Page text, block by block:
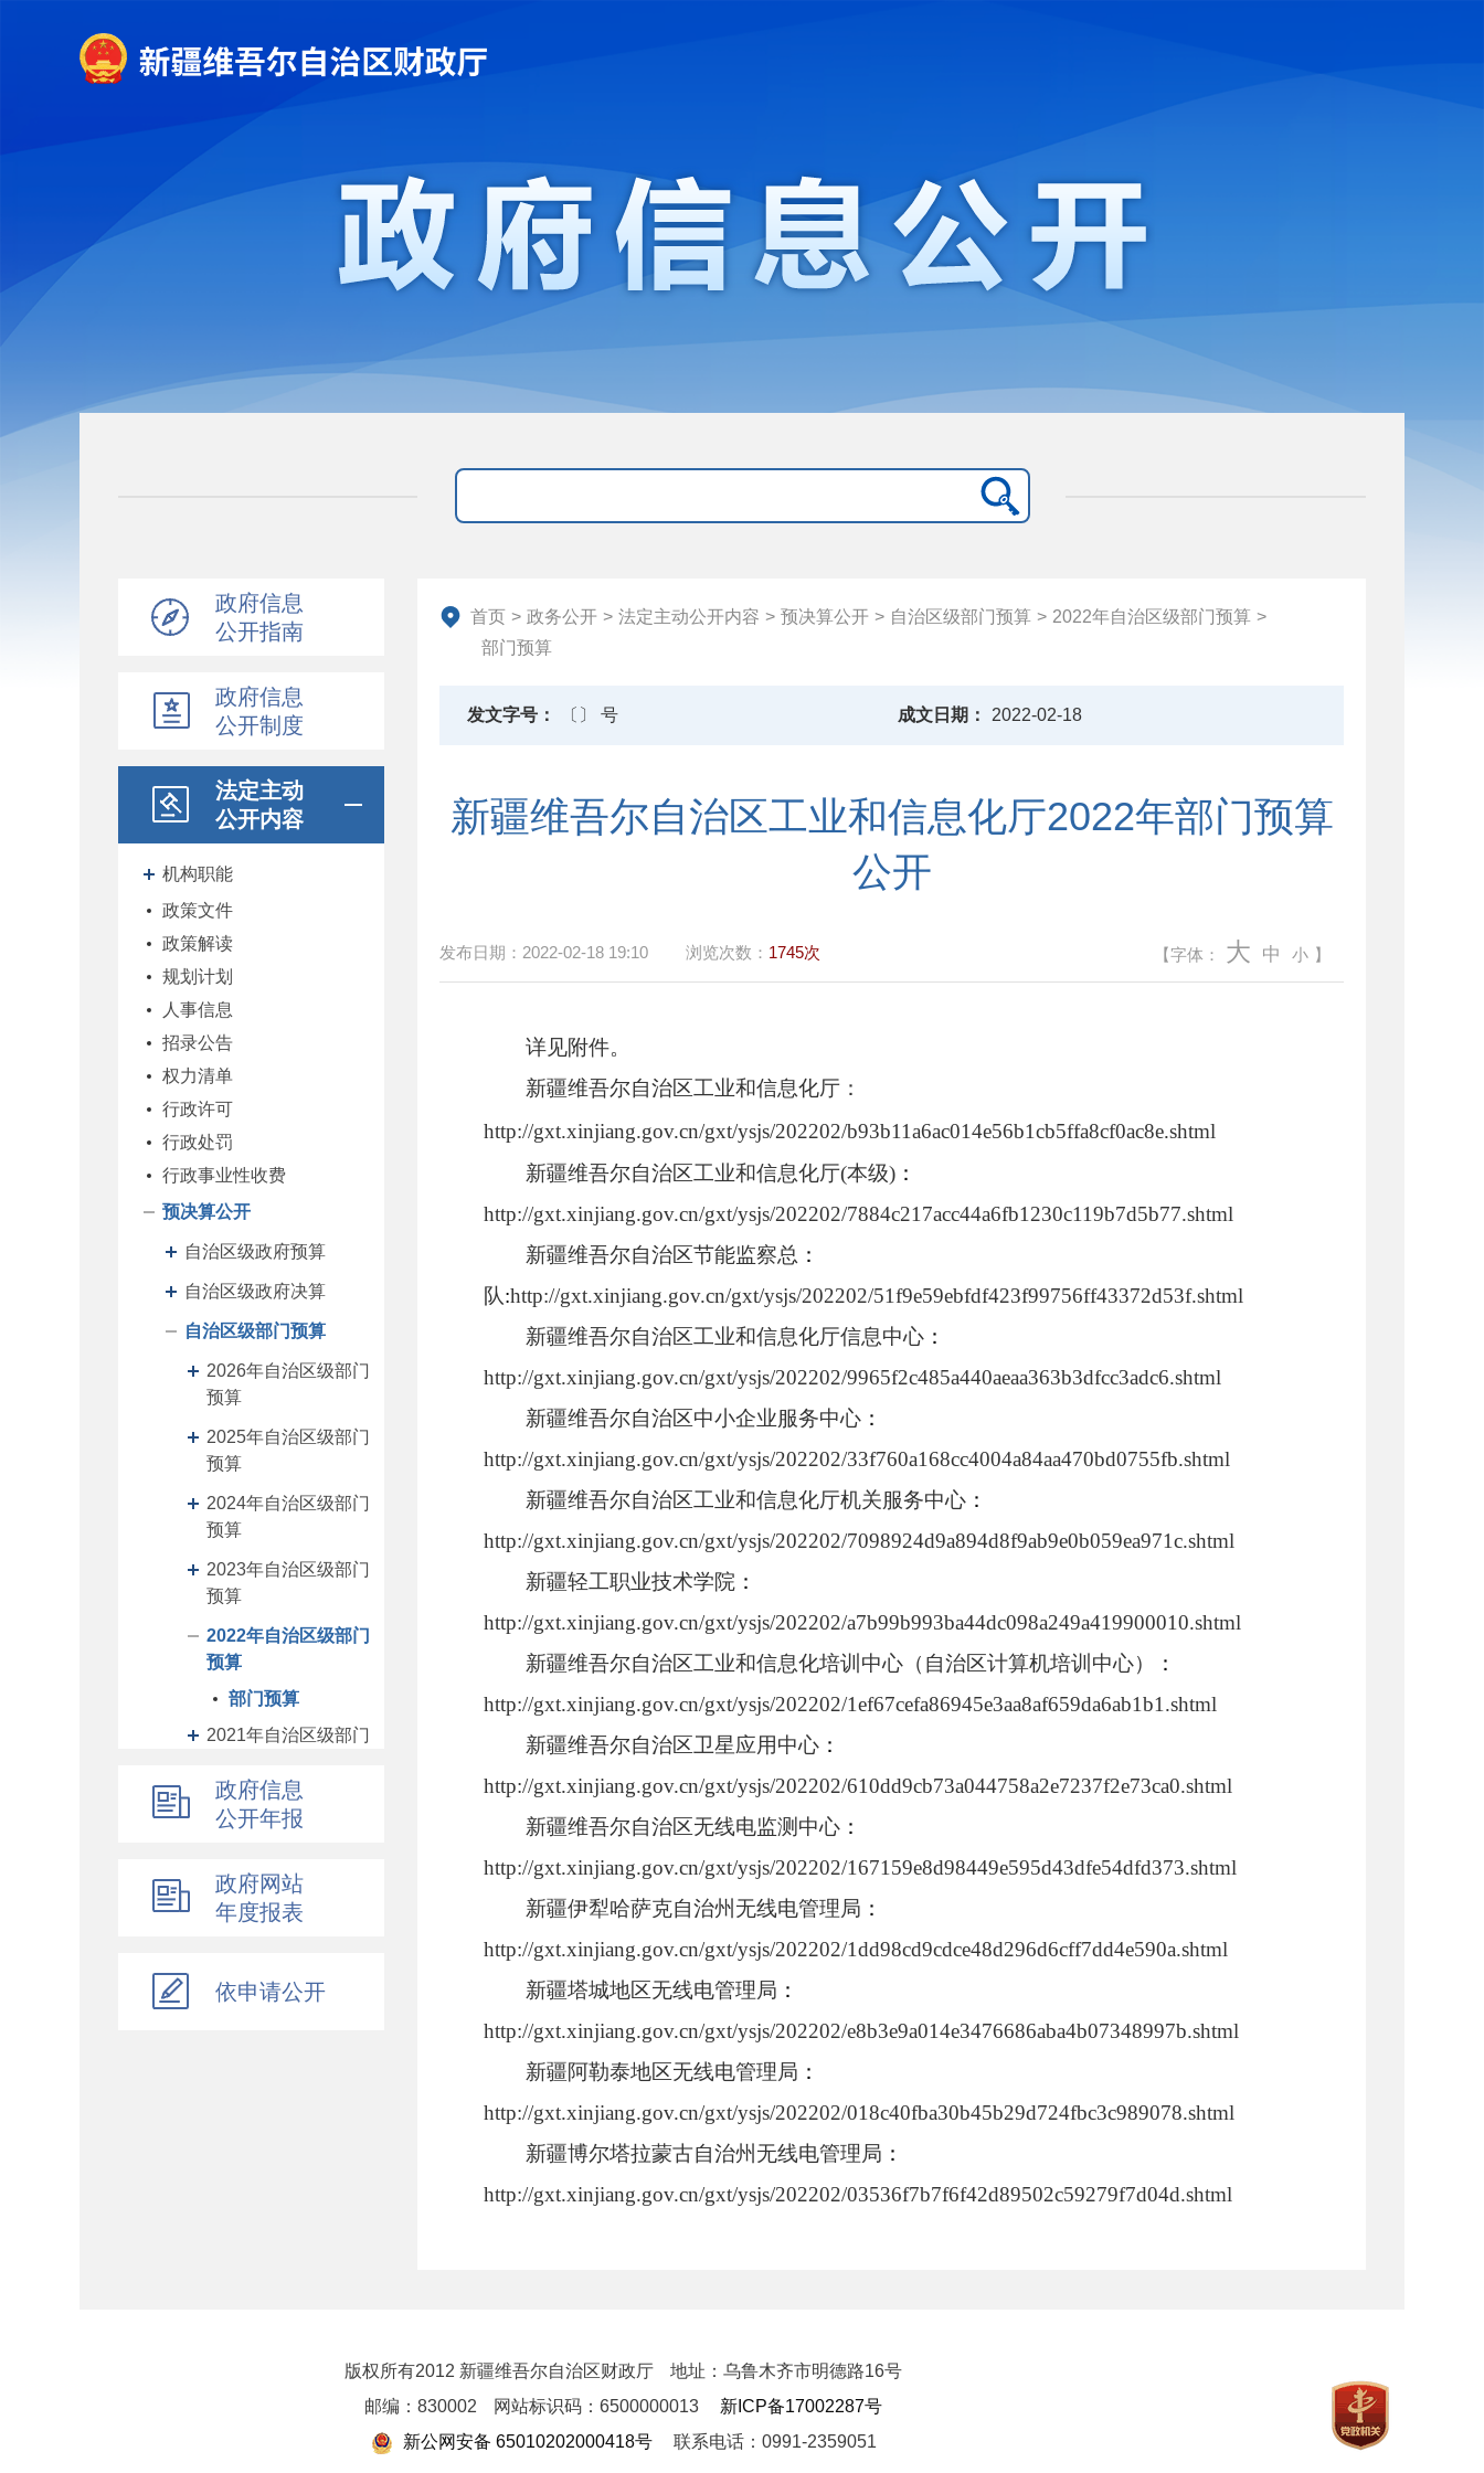
政府信息
公开指南
政府信息
公开制度
法定主动
公开内容
机构职能
政策文件
政策解读
规划计划
人事信息
招录公告
权力清单
行政许可
行政处罚
行政事业性收费
预决算公开
自治区级政府预算
自治区级政府决算
自治区级部门预算
2026年自治区级部门
预算
2025年自治区级部门
预算
2024年自治区级部门
预算
2023年自治区级部门
预算
2022年自治区级部门
预算
部门预算
2021年自治区级部门
2020年自治区级部门
预算
预算
自治区级部门决算
政府信息
公开年报
政府网站
年度报表
依申请公开
首页 > 政务公开 > 法定主动公开内容 > 预决算公开 > 自治区级部门预算 > 2022年自治区级部门预算 >
部门预算
发文字号： 〔〕 号 成文日期： 2022-02-18
新疆维吾尔自治区工业和信息化厅2022年部门预算
公开
发布日期： 2022-02-18 19:10 浏览次数： 1745次 【字体： 大 中 小 】
详见附件。
新疆维吾尔自治区工业和信息化厅：
http://gxt.xinjiang.gov.cn/gxt/ysjs/202202/b93b11a6ac014e56b1cb5ffa8cf0ac8e.shtml
新疆维吾尔自治区工业和信息化厅(本级)：
http://gxt.xinjiang.gov.cn/gxt/ysjs/202202/7884c217acc44a6fb1230c119b7d5b77.shtml
新疆维吾尔自治区节能监察总 ：
队:http://gxt.xinjiang.gov.cn/gxt/ysjs/202202/51f9e59ebfdf423f99756ff43372d53f.shtml
新疆维吾尔自治区工业和信息化厅信息中心：
http://gxt.xinjiang.gov.cn/gxt/ysjs/202202/9965f2c485a440aeaa363b3dfcc3adc6.shtml
新疆维吾尔自治区中小企业服务中心：
http://gxt.xinjiang.gov.cn/gxt/ysjs/202202/33f760a168cc4004a84aa470bd0755fb.shtml
新疆维吾尔自治区工业和信息化厅机关服务中心：
http://gxt.xinjiang.gov.cn/gxt/ysjs/202202/7098924d9a894d8f9ab9e0b059ea971c.shtml
新疆轻工职业技术学院：
http://gxt.xinjiang.gov.cn/gxt/ysjs/202202/a7b99b993ba44dc098a249a419900010.shtml
新疆维吾尔自治区工业和信息化培训中心（自治区计算机培训中心）
：
http://gxt.xinjiang.gov.cn/gxt/ysjs/202202/1ef67cefa86945e3aa8af659da6ab1b1.shtml
新疆维吾尔自治区卫星应用中心：
http://gxt.xinjiang.gov.cn/gxt/ysjs/202202/610dd9cb73a044758a2e7237f2e73ca0.shtml
新疆维吾尔自治区无线电监测中心：
http://gxt.xinjiang.gov.cn/gxt/ysjs/202202/167159e8d98449e595d43dfe54dfd373.shtml
新疆伊犁哈萨克自治州无线电管理局 ：
http://gxt.xinjiang.gov.cn/gxt/ysjs/202202/1dd98cd9cdce48d296d6cff7dd4e590a.shtml
新疆塔城地区无线电管理局 ：
http://gxt.xinjiang.gov.cn/gxt/ysjs/202202/e8b3e9a014e3476686aba4b07348997b.shtml
新疆阿勒泰地区无线电管理局 ：
http://gxt.xinjiang.gov.cn/gxt/ysjs/202202/018c40fba30b45b29d724fbc3c989078.shtml
新疆博尔塔拉蒙古自治州无线电管理局 ：
http://gxt.xinjiang.gov.cn/gxt/ysjs/202202/03536f7b7f6f42d89502c59279f7d04d.shtml
http://gxt.xinjiang.gov.cn/gxt/ysjs/202202/9e8153e659eb4a4eb37844a8810256d8.shtml
新疆哈密市无线电管理局：
http://gxt.xinjiang.gov.cn/gxt/ysjs/202202/c9105ecbde2543f4a0211901cbafca9d.shtml
版权所有2012 新疆维吾尔自治区财政厅
地址：乌鲁木齐市明德路16号
邮编：830002
网站标识码：6500000013
新ICP备17002287号
新公网安备 65010202000418号
联系电话：0991-2359051